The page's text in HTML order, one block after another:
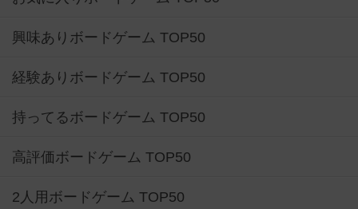
興味ありボードゲーム TOP50
経験ありボードゲーム TOP50
持ってるボードゲーム TOP50
高評価ボードゲーム TOP50
2人用ボードゲーム TOP50